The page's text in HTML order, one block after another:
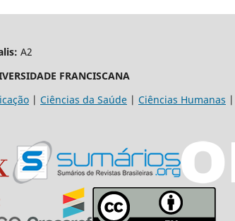
A2
FRANCISCANA
| Ciências da Saúde | Ciências Humanas |